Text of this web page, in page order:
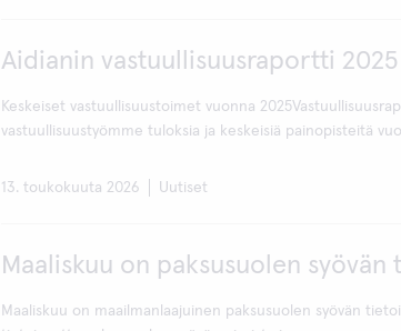
Aidianin vastuullisuusraportti
Keskeiset vastuullisuustoimet vuonna
vastuullisuustyömme tuloksia ja keskeisiä painopisteitä
13. toukokuuta 2026 Uutiset
Maaliskuu on paksusuolen syövän
Maaliskuu on maailmanlaajuinen paksusuolen syövän